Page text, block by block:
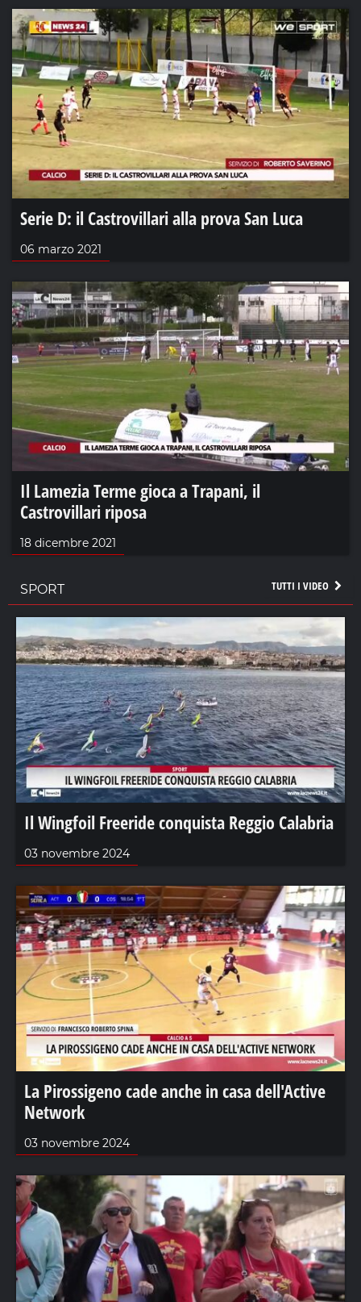
Serie D: il Castrovillari alla prova San Luca
06 marzo 2021
Il Lamezia Terme gioca a Trapani, il
Castrovillari riposa
18 dicembre 2021
TUTTI I VIDEO
SPORT
Il Wingfoil Freeride conquista Reggio Calabria
03 novembre 2024
La Pirossigeno cade anche in casa dell'Active
Network
03 novembre 2024